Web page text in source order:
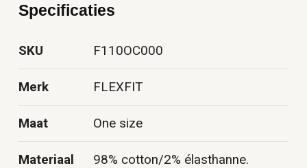
Specificaties
SKU F110OC000
Merk FLEXFIT
Maat One size
Materiaal 98% cotton/2% élasthanne.